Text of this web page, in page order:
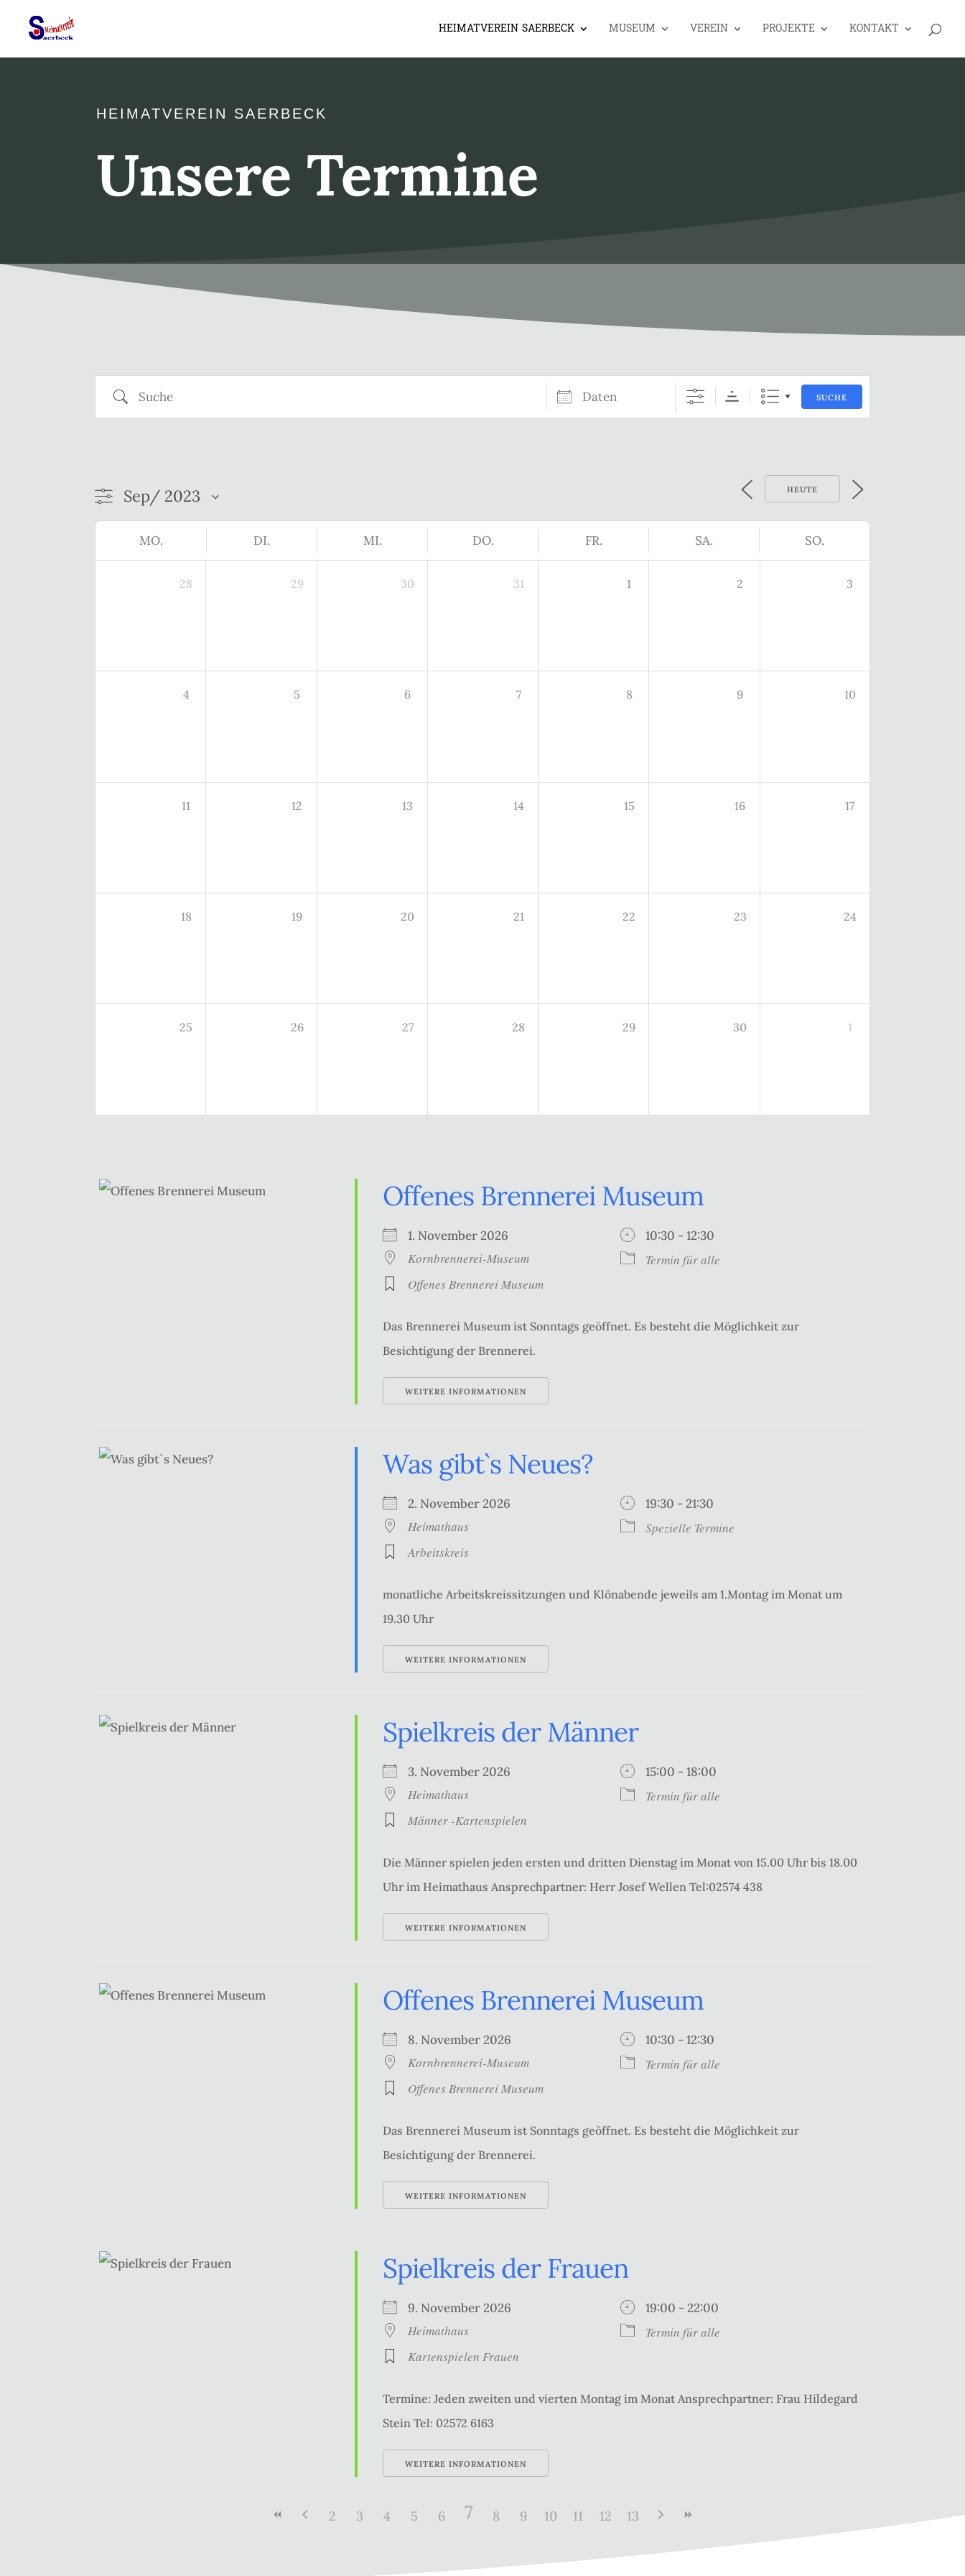
HEIMATVEREIN SAERBECK MUSEUM VEREIN PROJEKTE KONTAKT
HEIMATVEREIN SAERBECK
Unsere Termine
Suche Daten SUCHE
HEUTE
MO. DI. MI. DO. FR. SA. SO.
28 29 30 31 1 2 3
4 5 6 7 8 9 10
11 12 13 14 15 16 17
18 19 20 21 22 23 24
25 26 27 28 29 30 1
Offenes Brennerei Museum
1. November 2026 10:30 - 12:30
Kornbrennerei-Museum
Termin für alle
Offenes Brennerei Museum
Das Brennerei Museum ist Sonntags geöffnet. Es besteht die Möglichkeit zur
Besichtigung der Brennerei.
WEITERE INFORMATIONEN
Was gibt`s Neues?
2. November 2026 19:30 - 21:30
Heimathaus
Spezielle Termine
Arbeitskreis
monatliche Arbeitskreissitzungen und Klönabende jeweils am 1.Montag im Monat um
19.30 Uhr
WEITERE INFORMATIONEN
Spielkreis der Männer
3. November 2026 15:00 - 18:00
Heimathaus
Termin für alle
Männer -Kartenspielen
Die Männer spielen jeden ersten und dritten Dienstag im Monat von 15.00 Uhr bis 18.00
Uhr im Heimathaus Ansprechpartner: Herr Josef Wellen Tel:02574 438
WEITERE INFORMATIONEN
Offenes Brennerei Museum
8. November 2026 10:30 - 12:30
Kornbrennerei-Museum
Termin für alle
Offenes Brennerei Museum
Das Brennerei Museum ist Sonntags geöffnet. Es besteht die Möglichkeit zur
Besichtigung der Brennerei.
WEITERE INFORMATIONEN
Spielkreis der Frauen
9. November 2026 19:00 - 22:00
Heimathaus
Termin für alle
Kartenspielen Frauen
Termine: Jeden zweiten und vierten Montag im Monat Ansprechpartner: Frau Hildegard
Stein Tel: 02572 6163
WEITERE INFORMATIONEN
2 3 4 5 6 7 8 9 10 11 12 13